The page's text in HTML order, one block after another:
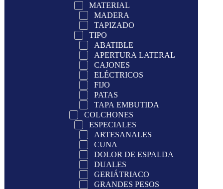
MATERIAL
MADERA
TAPIZADO
TIPO
ABATIBLE
APERTURA LATERAL
CAJONES
ELÉCTRICOS
FIJO
PATAS
TAPA EMBUTIDA
COLCHONES
ESPECIALES
ARTESANALES
CUNA
DOLOR DE ESPALDA
DUALES
GERIÁTRIACO
GRANDES PESOS